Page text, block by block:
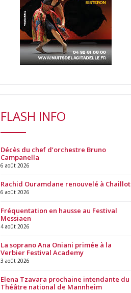
FLASH INFO
Décès du chef d’orchestre Bruno
Campanella
6 août 2026
Rachid Ouramdane renouvelé à Chaillot
6 août 2026
Fréquentation en hausse au Festival
Messiaen
4 août 2026
La soprano Ana Oniani primée à la
Verbier Festival Academy
3 août 2026
Elena Tzavara prochaine intendante du
Théâtre national de Mannheim